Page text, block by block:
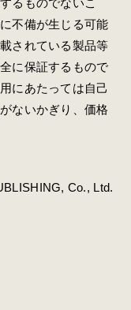
るものでないこ
不備が生じる可能
されている製品等
に保証するもので
にあたっては自己
ないかぎり、価格
Co., Ltd.